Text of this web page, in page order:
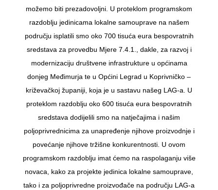
možemo biti prezadovoljni. U proteklom programskom
razdoblju jedinicama lokalne samouprave na našem
području isplatili smo oko 700 tisuća eura bespovratnih
sredstava za provedbu Mjere 7.4.1., dakle, za razvoj i
modernizaciju društvene infrastrukture u općinama
donjeg Međimurja te u Općini Legrad u Koprivničko –
križevačkoj županiji, koja je u sastavu našeg LAG-a. U
proteklom razdoblju oko 600 tisuća eura bespovratnih
sredstava dodijelili smo na natječajima i našim
poljoprivrednicima za unapređenje njihove proizvodnje i
povećanje njihove tržišne konkurentnosti. U ovom
programskom razdoblju imat ćemo na raspolaganju više
novaca, kako za projekte jedinica lokalne samouprave,
tako i za poljoprivredne proizvođače na području LAG-a